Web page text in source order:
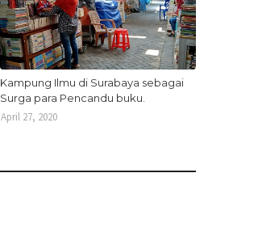
Kampung Ilmu di Surabaya sebagai
Surga para Pencandu buku.
April 27, 2020